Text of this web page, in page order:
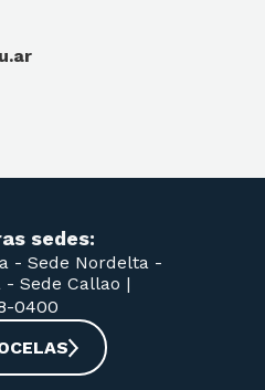
sedes:
- Sede Nordelta -
- Sede Callao |
0400